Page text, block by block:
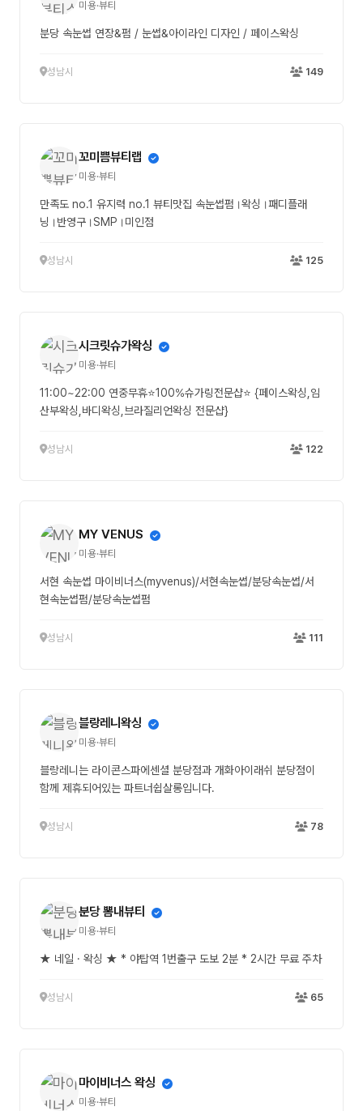
미용·뷰티
분당 속눈썹 연장&펌 / 눈썹&아이라인 디자인 / 페이스왁싱
성남시 149
꼬미쁨뷰티랩
미용·뷰티
만족도 no.1 유지력 no.1 뷰티맛집 속눈썹펌।왁싱।패디플래
닝।반영구।SMP।미인점
성남시 125
시크릿슈가왁싱
미용·뷰티
11:00~22:00 연중무휴⭐100%슈가링전문샵⭐ {페이스왁싱,임
산부왁싱,바디왁싱,브라질리언왁싱 전문샵}
성남시 122
MY VENUS
미용·뷰티
서현 속눈썹 마이비너스(myvenus)/서현속눈썹/분당속눈썹/서
현속눈썹펌/분당속눈썹펌
성남시 111
블랑레니왁싱
미용·뷰티
블랑레니는 라이콘스파에센셜 분당점과 개화아이래쉬 분당점이
함께 제휴되어있는 파트너쉽살롱입니다.
성남시 78
분당 뽐내뷰티
미용·뷰티
★ 네일 · 왁싱 ★ * 야탑역 1번출구 도보 2분 * 2시간 무료 주차
성남시 65
마이비너스 왁싱
미용·뷰티